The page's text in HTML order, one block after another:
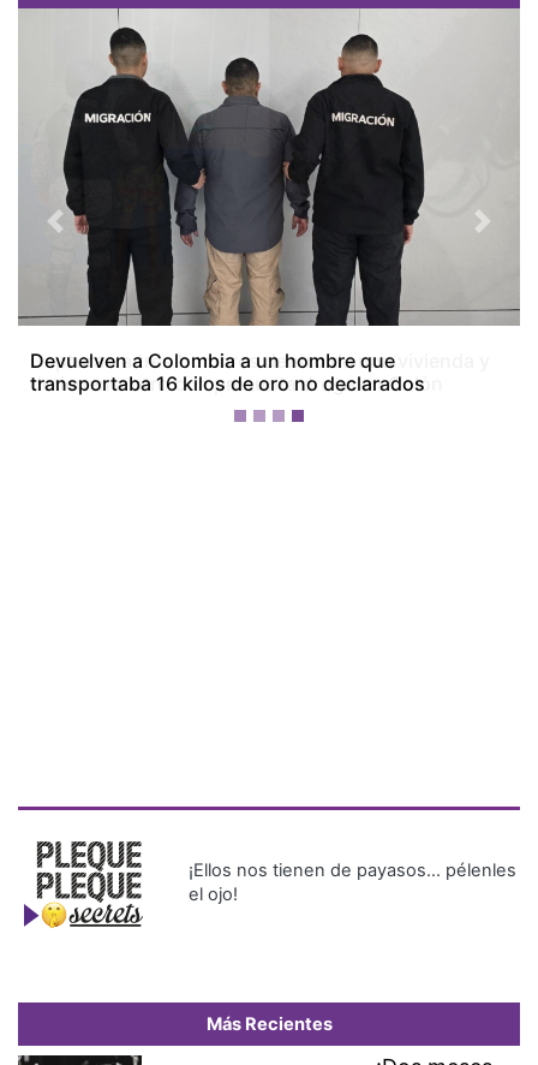
Capturan a tres hombres dentro de una vivienda y
detienen a otro con presunta droga en Colón
Previous Next
¡Ellos nos tienen de payasos… pélenles
el ojo!
Más Recientes